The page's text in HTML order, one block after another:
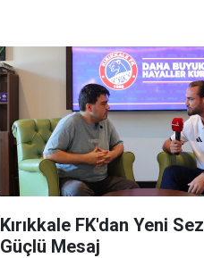
Kırıkkale FK'dan Yeni
Güçlü Mesaj